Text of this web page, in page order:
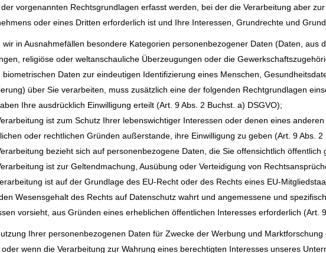
vorgenannten Rechtsgrundlagen erfasst werden, bei der die Verarbeitung aber
oder eines Dritten erforderlich ist und Ihre Interessen, Grundrechte und
wir in Ausnahmefällen besondere Kategorien personenbezogener Daten (Daten, aus
religiöse oder weltanschauliche Überzeugungen oder die
biometrischen Daten zur eindeutigen Identifizierung eines Menschen,
über Sie verarbeiten, muss zusätzlich eine der folgenden Rechtgrundlagen
Ihre ausdrücklich Einwilligung erteilt (Art. 9 Abs. 2 Buchst. a) DSGVO);
ist zum Schutz Ihrer lebenswichtiger Interessen oder denen eines
oder rechtlichen Gründen außerstande, ihre Einwilligung zu geben (Art. 9 Abs. 2
bezieht sich auf personenbezogene Daten, die Sie offensichtlich
ist zur Geltendmachung, Ausübung oder Verteidigung von
ist auf der Grundlage des EU-Recht oder des Rechts eines EU-
Wesensgehalt des Rechts auf Datenschutz wahrt und angemessene und
vorsieht, aus Gründen eines erheblichen öffentlichen Interesses erforderlich (Art.
Ihrer personenbezogenen Daten für Zwecke der Werbung und
oder wenn die Verarbeitung zur Wahrung eines berechtigten Interesses unseres